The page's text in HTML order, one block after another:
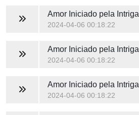
Amor Iniciado pela Intriga
2024-04-06 00:18:22
Amor Iniciado pela Intriga
2024-04-06 00:18:22
Amor Iniciado pela Intriga
2024-04-06 00:18:22